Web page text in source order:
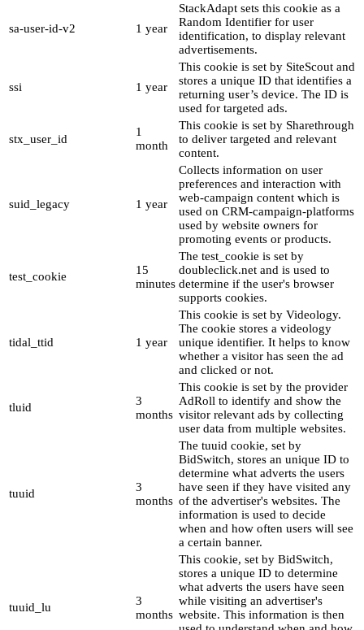
sa-user-id-v2 1 year
StackAdapt sets this cookie as a
Random Identifier for user
identification, to display relevant
advertisements.
ssi 1 year
This cookie is set by SiteScout and
stores a unique ID that identifies a
returning user’s device. The ID is
used for targeted ads.
stx_user_id
1
month
This cookie is set by Sharethrough
to deliver targeted and relevant
content.
suid_legacy 1 year
Collects information on user
preferences and interaction with
web-campaign content which is
used on CRM-campaign-platforms
used by website owners for
promoting events or products.
test_cookie
15
minutes
The test_cookie is set by
doubleclick.net and is used to
determine if the user's browser
supports cookies.
tidal_ttid 1 year
This cookie is set by Videology.
The cookie stores a videology
unique identifier. It helps to know
whether a visitor has seen the ad
and clicked or not.
tluid
3
months
This cookie is set by the provider
AdRoll to identify and show the
visitor relevant ads by collecting
user data from multiple websites.
tuuid
3
months
The tuuid cookie, set by
BidSwitch, stores an unique ID to
determine what adverts the users
have seen if they have visited any
of the advertiser's websites. The
information is used to decide
when and how often users will see
a certain banner.
tuuid_lu
3
months
This cookie, set by BidSwitch,
stores a unique ID to determine
what adverts the users have seen
while visiting an advertiser's
website. This information is then